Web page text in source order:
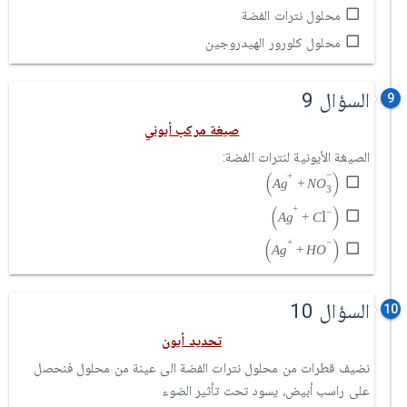
محلول نترات الفضة
محلول كلورور الهيدروجين
9 السؤال 9
صيغة مركب أيوني
الصيغة الأيونية لنترات الفضة:
(Ag
+
+ NO
−
3 )
A + N 3-
(Ag
+
+ Cl−)
A +
(Ag
+
+ HO
− )
A ++ -
10 السؤال 10
تحديد أيون
نضيف قطرات من محلول نترات الفضة الى عينة من محلول فنحصل
على راسب أبيض، يسود تحت تأثير الضوء